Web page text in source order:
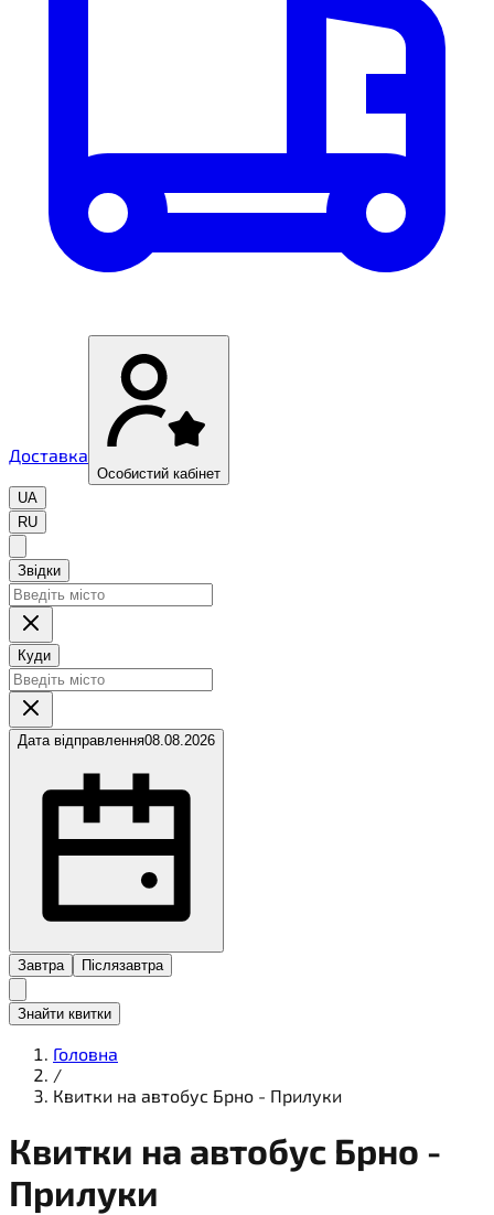
Доставка
Особистий кабінет
UA
RU
Звідки
Куди
Дата відправлення08.08.2026
Завтра Післязавтра
Знайти квитки
Головна
/
Квитки на автобус Брно - Прилуки
Квитки на автобус Брно -
Прилуки